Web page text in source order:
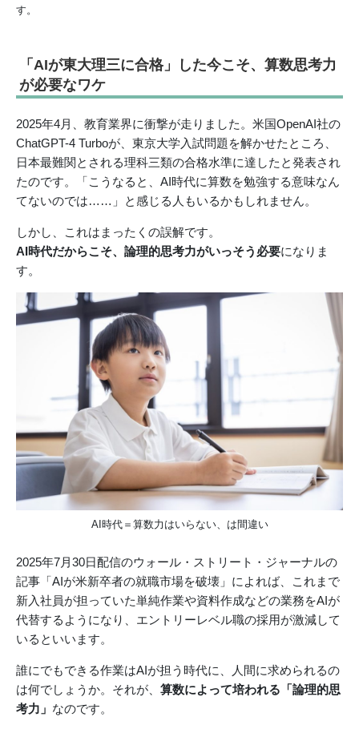
す。
「AIが東大理三に合格」した今こそ、算数思考力
が必要なワケ
2025年4月、教育業界に衝撃が走りました。米国OpenAI社の
ChatGPT-4 Turboが、東京大学入試問題を解かせたところ、
日本最難関とされる理科三類の合格水準に達したと発表され
たのです。「こうなると、AI時代に算数を勉強する意味なん
てないのでは……」と感じる人もいるかもしれません。
しかし、これはまったくの誤解です。
AI時代だからこそ、論理的思考力がいっそう必要になりま
す。
AI時代＝算数力はいらない、は間違い
2025年7月30日配信のウォール・ストリート・ジャーナルの
記事「AIが米新卒者の就職市場を破壊」によれば、これまで
新入社員が担っていた単純作業や資料作成などの業務をAIが
代替するようになり、エントリーレベル職の採用が激減して
いるといいます。
誰にでもできる作業はAIが担う時代に、人間に求められるの
は何でしょうか。それが、 算数によって培われる「論理的思
考力」 なのです。